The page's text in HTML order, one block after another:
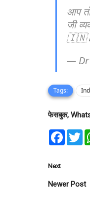
आप
जी
🇮🇳
— Dr
Tags:
फेसबुक,
F
o
k
T
w
r
Next
Newer Post